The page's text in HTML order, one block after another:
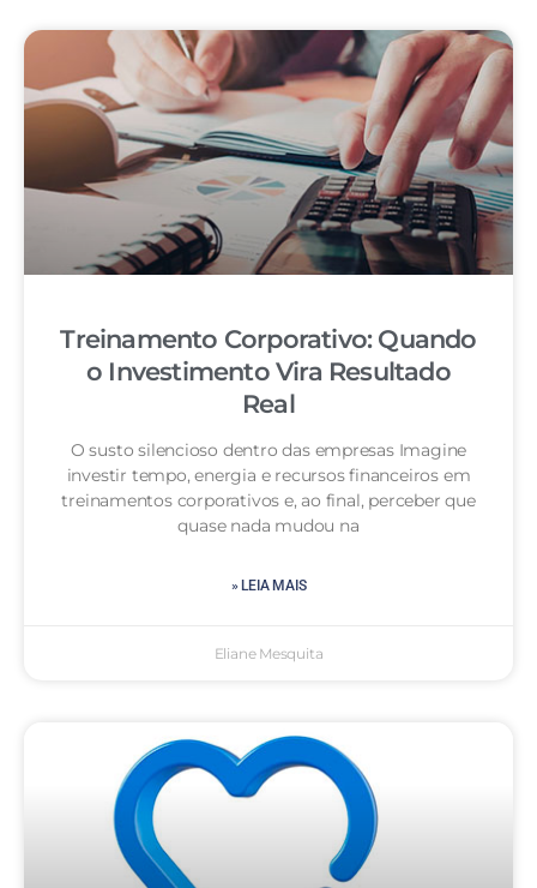
Treinamento Corporativo: Quando
o Investimento Vira Resultado
Real
O susto silencioso dentro das empresas Imagine
investir tempo, energia e recursos financeiros em
treinamentos corporativos e, ao final, perceber que
quase nada mudou na
» LEIA MAIS
Eliane Mesquita